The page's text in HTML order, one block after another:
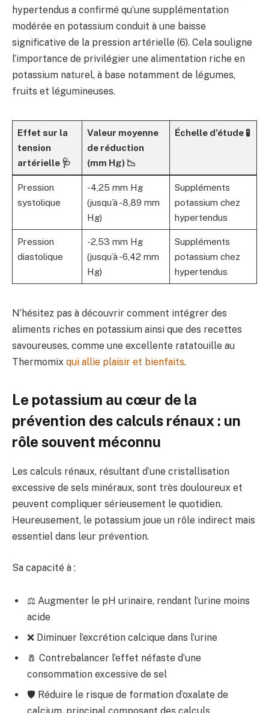
hypertendus a confirmé qu’une supplémentation
modérée en potassium conduit à une baisse
significative de la pression artérielle (6). Cela souligne
l’importance de privilégier une alimentation riche en
potassium naturel, à base notamment de légumes,
fruits et légumineuses.
Effet sur la
tension
artérielle 🩺
Valeur moyenne
de réduction
(mm Hg) 📉
Échelle d’étude 🧪
Pression
systolique
-4,25 mm Hg
(jusqu’à -8,89 mm
Hg)
Suppléments
potassium chez
hypertendus
Pression
diastolique
-2,53 mm Hg
(jusqu’à -6,42 mm
Hg)
Suppléments
potassium chez
hypertendus
N’hésitez pas à découvrir comment intégrer des
aliments riches en potassium ainsi que des recettes
savoureuses, comme une excellente ratatouille au
Thermomix qui allie plaisir et bienfaits.
Le potassium au cœur de la
prévention des calculs rénaux : un
rôle souvent méconnu
Les calculs rénaux, résultant d’une cristallisation
excessive de sels minéraux, sont très douloureux et
peuvent compliquer sérieusement le quotidien.
Heureusement, le potassium joue un rôle indirect mais
essentiel dans leur prévention.
Sa capacité à :
⚖️ Augmenter le pH urinaire, rendant l’urine moins
acide
❌ Diminuer l’excrétion calcique dans l’urine
🧂 Contrebalancer l’effet néfaste d’une
consommation excessive de sel
🛡️ Réduire le risque de formation d’oxalate de